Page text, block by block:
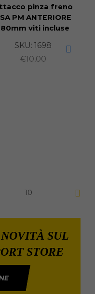
pinza freno
PM ANTERIORE
viti incluse
SKU:1698
€10,00
SUL
STORE